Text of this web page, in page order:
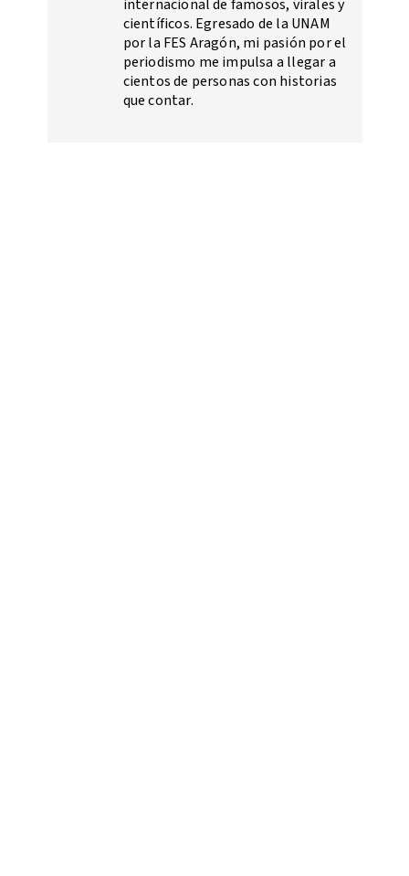
internacional de famosos, virales y
científicos. Egresado de la UNAM
por la FES Aragón, mi pasión por el
periodismo me impulsa a llegar a
cientos de personas con historias
que contar.